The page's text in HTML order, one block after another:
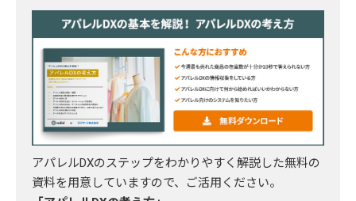
アパレルDXのステップをわかりやすく解説した無料の
資料を用意していますので、ご活用ください。